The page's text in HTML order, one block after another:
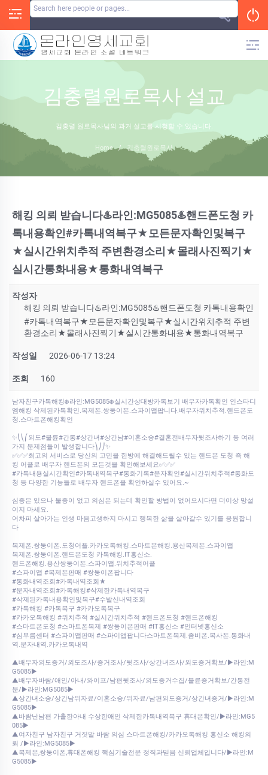
김충렬원로목사 설교
김충렬 원로목사님의 과거 설교를 시청할 수 있습니다.
Home / 김충렬원로목사
해킹 의뢰 받습니다♨️라인:MG5085♨️핸드폰도청 카
톡내용확인#카톡내역복구★모든문자확인및복구
★실시간위치추적 주변환경소리★몰래사진찍기★
실시간통화내용★통화내역복구
작성자
해킹 의뢰 받습니다♨️라인:MG5085♨️핸드폰도청 카톡내용확인
#카톡내역복구★모든문자확인및복구★실시간위치추적 주변
환경소리★몰래사진찍기★실시간통화내용★통화내역복구
작성일 2026-06-17 13:24
조회 160
남자친구카톡해킹❄️라인:MG5085❄️실시간상대방카톡보기 배우자카톡확인 인스타디
엠해킹 삭제된카톡확인.복제폰.쌍둥이폰.스파이앱팝니다.배우자위치추적.핸드폰도
청.스마트폰해킹확인
✨⎝⎝⎛외도#불륜#간통#상간녀#상간남#이혼소송#결혼전배우자뒷조사하기 등 여러
가지 문제점들이 발생합니다⎞⎠⎠✨
✅✅✅최고의 서비스로 당신의 고민을 한방에 해결해드릴수 있는 핸드폰 도청 즉 해
킹 어플로 배우자 핸드폰의 모든것을 확인해보세요✅✅✅
#카톡내용실시간확인#카톡내역복구#통화기록#문자확인#실시간위치추적#통화도
청 등 다양한 기능들로 배우자 핸드폰을 확인하실수 있어요.~
심증은 있으나 물증이 없고 의심은 되는데 확인할 방법이 없어으시다면 더이상 망설
이지 마세요.
어차피 살아가는 인생 마음고생하지 마시고 행복한 삶을 살아갈수 있기를 응원합니
다
복제폰.쌍둥이폰.도청어플.카카오톡해킹.스마트폰해킹.용산복제폰.스파이앱
복제폰.쌍둥이폰.핸드폰도청 카톡해킹.IT흥신소.
핸드폰해킹.용산쌍둥이폰.스파이앱.위치추적어플
#스파이앱 #복제폰판매 #쌍둥이폰팝니다
#통화내역조회#카톡내역조회★
#문자내역조회#카톡해킹#삭제한카톡내역복구
#삭제된카톡내용확인및복구#수발신내역조회
#카톡해킹 #카톡복구 #카카오톡복구
#카카오톡해킹 #위치추적 #실시간위치추적 #핸드폰도청 #핸드폰해킹
#스마트폰도청 #스마트폰복제 #쌍둥이폰판매 #IT흥신소 #인터넷흥신소
#심부름센터 #스파이앱판매 #스파이앱팝니다스마트폰복제.좀비폰.복사폰.통화내
역.문자내역.카카오톡내역
▲배우자외도증거/외도조사/증거조사/뒷조사/상간녀조사/외도증거확보/▶️라인:M
G5085▶️
▲배우자바람/애인/아내/와이프/남편뒷조사/외도증거수집/불륜증거확보/간통전
문/▶️라인:MG5085▶️
▲상간녀소송/상간남위자료/이혼소송/위자료/남편외도증거/상간녀증거/▶️라인:M
G5085▶️
▲바람난남편 가출한아내 수상한애인 삭제한카톡내역복구 휴대폰확인/▶️라인:MG5
085▶️
▲여자친구 남자친구 거짓말 바람 의심 스마트폰해킹/카카오톡해킹 흥신소 해킹의
뢰 /▶️라인:MG5085▶️
▲복제폰,쌍둥이폰,휴대폰해킹 핵심기술전문 정직과믿음 신뢰업체입니다/▶️라인:M
G5085▶️